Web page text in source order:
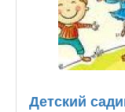
Детский